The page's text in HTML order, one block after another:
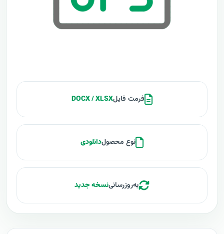
فرمت فایلDOCX / XLSX
نوع محصولدانلودی
به‌روزرسانینسخه جدید